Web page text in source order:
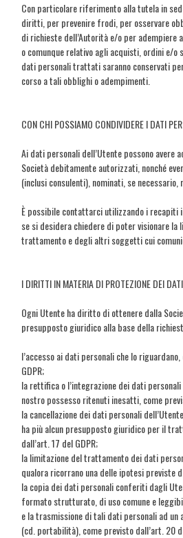
Con particolare riferimento alla tutela in
diritti, per prevenire frodi, per osservare
di richieste dell’Autorità e/o per adempiere
o comunque relativo agli acquisti, ordini e/o
dati personali trattati saranno conservati
corso a tali obblighi o adempimenti.
CON CHI POSSIAMO CONDIVIDERE I DATI
Ai dati personali dell’Utente possono avere
Società debitamente autorizzati, nonché
(inclusi consulenti), nominati, se
È possibile contattarci utilizzando i recapiti
se si desidera chiedere di poter visionare
trattamento e degli altri soggetti cui
I DIRITTI IN MATERIA DI PROTEZIONE DEI DATI
Ogni Utente ha diritto di ottenere dalla
presupposto giuridico alla base della
l’accesso ai dati personali che lo
GDPR;
la rettifica o l’integrazione dei dati personali
nostro possesso ritenuti inesatti, come
la cancellazione dei dati personali
ha più alcun presupposto giuridico per il
dall’art. 17 del GDPR;
la limitazione del trattamento dei dati
qualora ricorrano una delle ipotesi previste
la copia dei dati personali conferiti dagli
formato strutturato, di uso comune e
e la trasmissione di tali dati personali ad
(cd. portabilità), come previsto dall’art. 20